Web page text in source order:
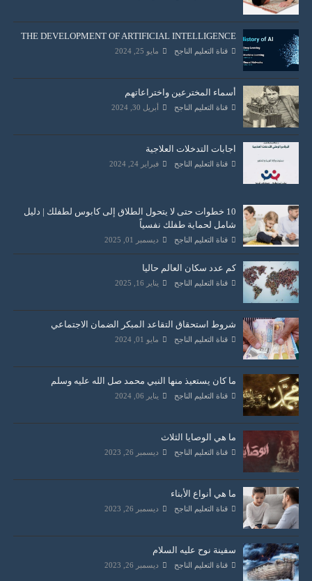
THE DEVELOPMENT OF ARTIFICIAL INTELLIGENCE
قناة التعليم الناجح مايو 25, 2024
أسماء المخترعين واختراعاتهم
قناة التعليم الناجح أبريل 30, 2024
اجابات التدخلات العلاجية
قناة التعليم الناجح فبراير 24, 2024
10 خطوات حتى لا يتحول الطلاق إلى كابوس لطفلك | دليل
شامل لحماية طفلك نفسياً
قناة التعليم الناجح ديسمبر 01, 2025
كم عدد سكان العالم حاليا
قناة التعليم الناجح يناير 16, 2025
شروط استحقاق التقاعد المبكر الضمان الاجتماعي
قناة التعليم الناجح مايو 01, 2024
ما كان يستعيذ منها النبي محمد صل الله عليه وسلم
قناة التعليم الناجح يناير 06, 2024
ما هي الوصايا الثلاث
قناة التعليم الناجح ديسمبر 26, 2023
ما هي أنواع الأبناء
قناة التعليم الناجح ديسمبر 26, 2023
سفينة نوح عليه السلام
قناة التعليم الناجح ديسمبر 26, 2023